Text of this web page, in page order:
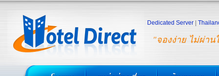
"จองง่าย ไม่ผ่าน
Dedicated Server